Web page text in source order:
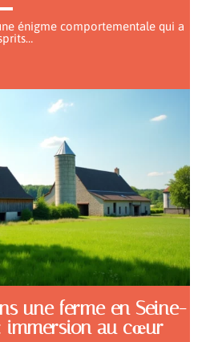
énigme comportementale qui a
…
une ferme en Seine-
immersion au cœur